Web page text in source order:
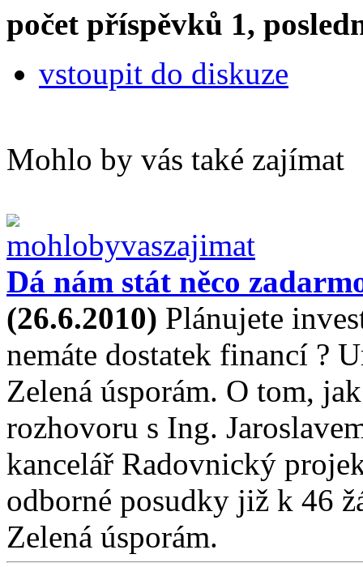
počet příspěvků 1,
vstoupit do diskuze
Mohlo by vás také zajímat
Dá nám stát něco
(26.6.2010) Plánujete
nemáte dostatek financí ?
Zelená úsporám. O tom,
rozhovoru s Ing.
kancelář Radovnický
odborné posudky již k 46
Zelená úsporám.